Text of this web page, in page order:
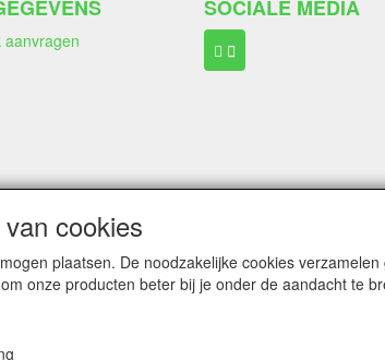
aanvragen
SOCIALE MEDIA
(belgië)
cookies
plaatsen. De noodzakelijke cookies
onze producten beter bij je onder de aandacht te